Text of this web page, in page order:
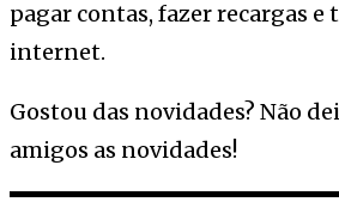
pagar contas, fazer recargas
internet.
Gostou das novidades? Não
amigos as novidades!